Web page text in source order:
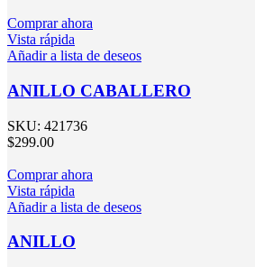
Comprar ahora
Vista rápida
Añadir a lista de deseos
ANILLO CABALLERO
SKU: 421736
$299.00
Comprar ahora
Vista rápida
Añadir a lista de deseos
ANILLO